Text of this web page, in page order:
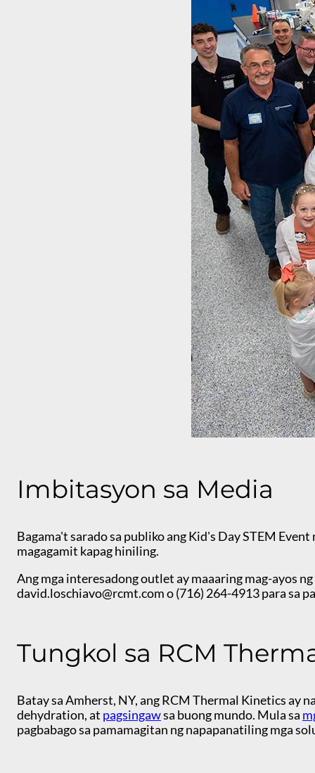
Imbitasyon sa Media
Bagama't sarado sa publiko ang Kid's Day STEM
magagamit kapag hiniling.
Ang mga interesadong outlet ay maaaring mag-ayos
david.loschiavo@rcmt.com o (716) 264-4913 para sa
Tungkol sa RCM
Batay sa Amherst, NY, ang RCM Thermal Kinetics ay
dehydration, at pagsingawsa buong mundo. Mula sa
pagbabago sa pamamagitan ng napapanatiling mga